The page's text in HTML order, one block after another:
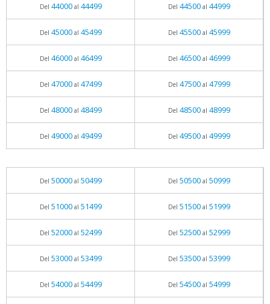
Del 44000al 44499 Del 44500al 44999
Del 45000al 45499 Del 45500al 45999
Del 46000al 46499 Del 46500al 46999
Del 47000al 47499 Del 47500al 47999
Del 48000al 48499 Del 48500al 48999
Del 49000al 49499 Del 49500al 49999
Del 50000al 50499 Del 50500al 50999
Del 51000al 51499 Del 51500al 51999
Del 52000al 52499 Del 52500al 52999
Del 53000al 53499 Del 53500al 53999
Del 54000al 54499 Del 54500al 54999